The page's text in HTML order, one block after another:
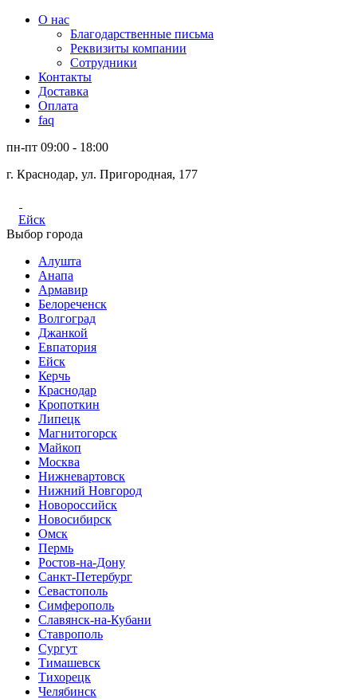
О нас
Благодарственные письма
Реквизиты компании
Сотрудники
Контакты
Доставка
Оплата
faq
пн-пт 09:00 - 18:00
г. Краснодар, ул. Пригородная, 177
Ейск
Выбор города
Алушта
Анапа
Армавир
Белореченск
Волгоград
Джанкой
Евпатория
Ейск
Керчь
Краснодар
Кропоткин
Липецк
Магнитогорск
Майкоп
Москва
Нижневартовск
Нижний Новгород
Новороссийск
Новосибирск
Омск
Пермь
Ростов-на-Дону
Санкт-Петербург
Севастополь
Симферополь
Славянск-на-Кубани
Ставрополь
Сургут
Тимашевск
Тихорецк
Челябинск